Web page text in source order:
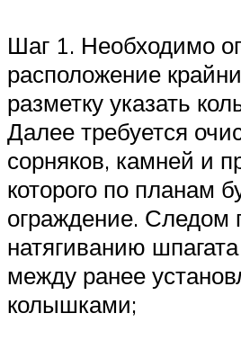
Шаг 1. Необходимо
расположение
разметку указать
Далее требуется
сорняков, камней и
которого по планам
ограждение. Следом
натягиванию
между ранее
колышками;